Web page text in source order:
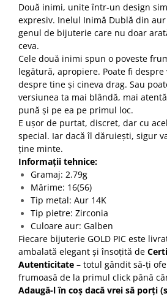
Două inimi, unite într-un design
expresiv. Inelul Inimă Dublă din
genul de bijuterie care nu doar
ceva.
Cele două inimi spun o poveste
legătură, apropiere. Poate fi despre
despre tine și cineva drag. Sau
versiunea ta mai blândă, mai
pună și pe ea pe primul loc.
E ușor de purtat, discret, dar cu
special. Iar dacă îl dăruiești, sigur
ține minte.
Informații tehnice:
Gramaj: 2.79g
Mărime: 16(56)
Tip metal: Aur 14K
Tip pietre: Zirconia
Culoare aur: Galben
Fiecare bijuterie GOLD PIC este
ambalată elegant și însoțită de
Autenticitate – totul gândit să-ți
frumoasă de la primul click până
Adaugă-l în coș dacă vrei să porți